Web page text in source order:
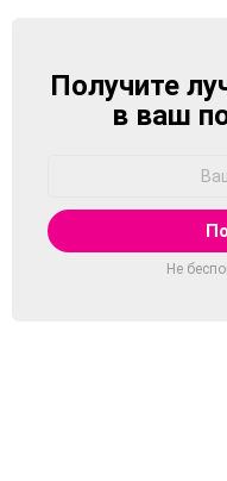
Получите
в ваш
Не